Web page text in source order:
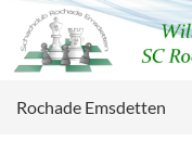
Rochade Emsdetten